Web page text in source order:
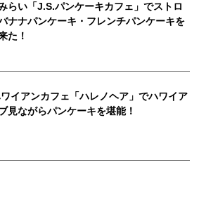
らい「J.S.パンケーキカフェ」でストロ
ナナパンケーキ・フレンチパンケーキを
た！
イアンカフェ「ハレノヘア」でハワイア
見ながらパンケーキを堪能！